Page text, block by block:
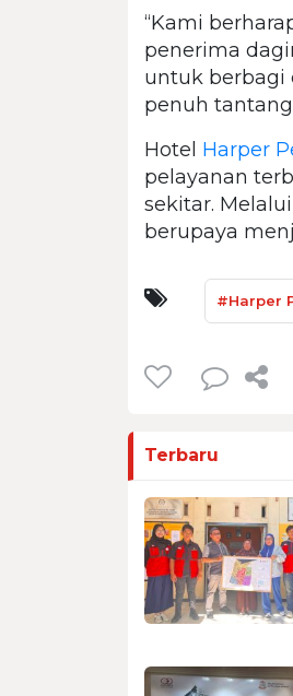
“Kami
penerima
untuk berbagi
penuh
Hotel Harper
pelayanan
sekitar.
berupaya
#Harper
Terbaru